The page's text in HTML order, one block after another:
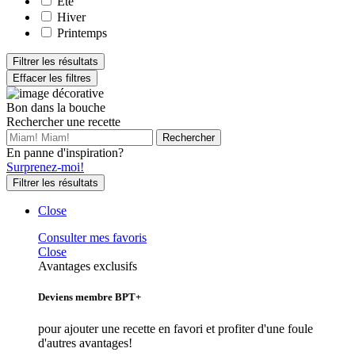
Hiver
Printemps
Filtrer les résultats
Effacer les filtres
Bon dans la bouche
Rechercher une recette
En panne d'inspiration?
Surprenez-moi!
Filtrer les résultats
Close
Consulter mes favoris
Close
Avantages exclusifs
Deviens membre BPT+
pour ajouter une recette en favori et profiter d'une foule
d'autres avantages!